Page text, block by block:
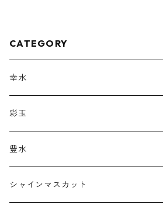
CATEGORY
幸水
彩玉
豊水
シャインマスカット